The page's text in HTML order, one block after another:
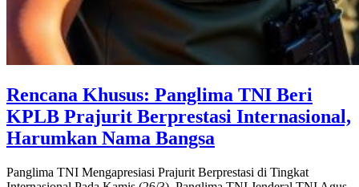
Rencana Khusus: Panglima TNI Beri
KPLB Prajurit Berprestasi Internasional,
Harumkan Nama Bangsa
Panglima TNI Mengapresiasi Prajurit Berprestasi di Tingkat